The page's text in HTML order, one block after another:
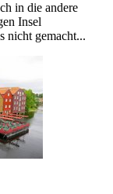
in die andere
Insel
nicht gemacht...